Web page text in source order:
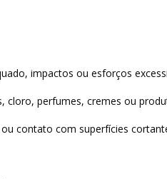
impactos ou esforços
cloro, perfumes, cremes ou
contato com superfícies